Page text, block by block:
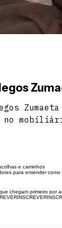
sobre
e caminhos
para entender
chegam primeiro por